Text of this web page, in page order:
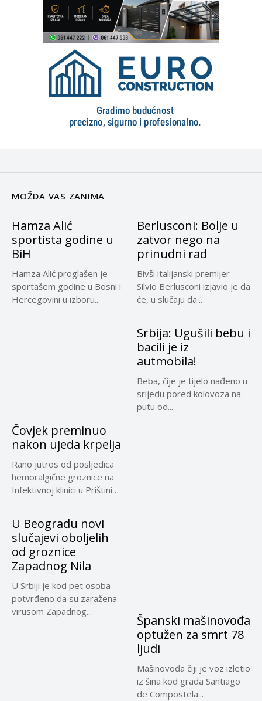
MOŽDA VAS ZANIMA
Hamza Alić
sportista godine u
BiH
Hamza Alić proglašen je
sportašem godine u Bosni i
Hercegovini u izboru...
Berlusconi: Bolje u
zatvor nego na
prinudni rad
Bivši italijanski premijer
Silvio Berlusconi izjavio je da
će, u slučaju da...
Čovjek preminuo
nakon ujeda krpelja
Rano jutros od posljedica
hemoralgične groznice na
Infektivnoj klinici u Prištini
Srbija: Ugušili bebu i
bacili je iz
autmobila!
Beba, čije je tijelo nađeno u
srijedu pored kolovoza na
putu od...
U Beogradu novi
slučajevi oboljelih
od groznice
Zapadnog Nila
U Srbiji je kod pet osoba
potvrđeno da su zaražena
virusom Zapadnog...
Španski mašinovođa
optužen za smrt 78
ljudi
Mašinovođa čiji je voz izletio
iz šina kod grada Santiago
de Compostela...